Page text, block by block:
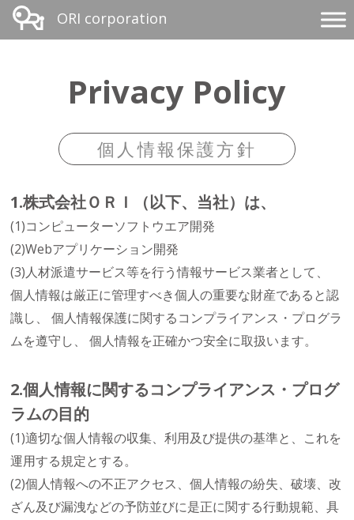
ORI corporation
Privacy Policy
個人情報保護方針
1.株式会社ＯＲＩ（以下、当社）は、
(1)コンピューターソフトウエア開発
(2)Webアプリケーション開発
(3)人材派遣サービス等を行う情報サービス業者として、
個人情報は厳正に管理すべき個人の重要な財産であると認
識し、 個人情報保護に関するコンプライアンス・プログラ
ムを遵守し、 個人情報を正確かつ安全に取扱います。
2.個人情報に関するコンプライアンス・プログ
ラムの目的
(1)適切な個人情報の収集、利用及び提供の基準と、これを
運用する規定とする。
(2)個人情報への不正アクセス、個人情報の紛失、破壊、改
ざん及び漏洩などの予防並びに是正に関する行動規範、具